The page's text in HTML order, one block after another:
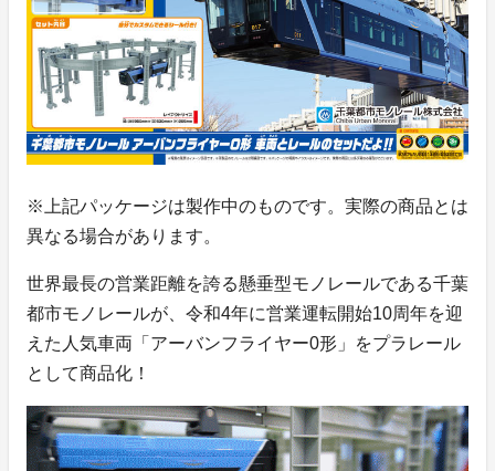
※上記パッケージは製作中のものです。実際の商品とは
異なる場合があります。
世界最長の営業距離を誇る懸垂型モノレールである千葉
都市モノレールが、令和4年に営業運転開始10周年を迎
えた人気車両「アーバンフライヤー0形」をプラレール
として商品化！